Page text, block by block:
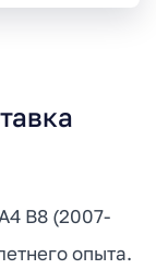
B8 (2007-
опыта.